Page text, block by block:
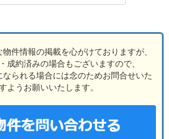
件情報の掲載を心がけておりますが、
成約済みの場合もございますので、
られる場合には念のためお問合せいた
ようお願いいたします。